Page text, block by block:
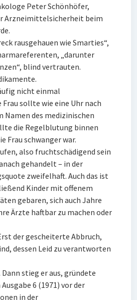
Peter Schönhöfer,
Arzneimittelsicherheit beim
rausgehauen wie Smarties“,
„darunter
blind vertrauten.
nicht einmal
sollte wie eine Uhr nach
Namen des medizinischen
die Regelblutung binnen
Frau schwanger war.
also fruchtschädigend sein
gehandelt – in der
zweifelhaft. Auch das ist
Kinder mit offenem
gebaren, sich auch Jahre
Ärzte haftbar zu machen oder
der gescheiterte Abbruch,
dessen Leid zu verantworten
stieg er aus, gründete
6 (1971) vor der
in der